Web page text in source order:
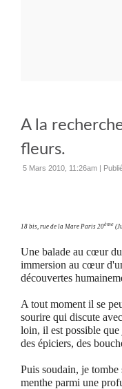
A la
fleurs.
5 Mars 2010, 11:26am |
18 bis, rue de la Mare Paris 20ème
Une balade au cœur
immersion au cœur
découvertes
A tout moment il se
sourire qui discute
loin, il est possible que
des épiciers, des
Puis soudain, je
menthe parmi une